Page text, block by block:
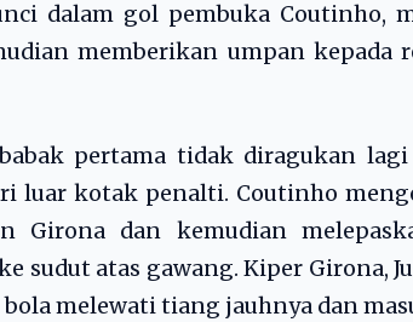
dalam gol pembuka Coutinho,
memberikan umpan kepada
pertama tidak diragukan
luar kotak penalti. Coutinho
Girona dan kemudian
sudut atas gawang. Kiper Girona,
melewati tiang jauhnya dan